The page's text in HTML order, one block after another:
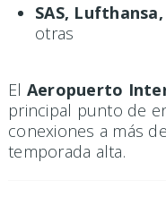
SAS,
otras
El Aeropuerto
principal punto de
conexiones a más
temporada alta.